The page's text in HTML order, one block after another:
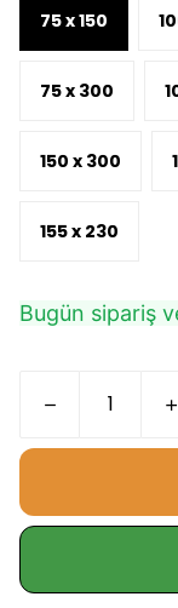
75 x 150
75 x 300
150 x 300
155 x 230
Bugün sipariş